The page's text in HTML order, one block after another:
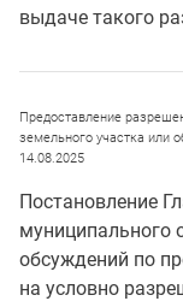
выдаче такого
Предоставление
земельного участка или
14.08.2025
Постановление
муниципального
обсуждений по
на условно